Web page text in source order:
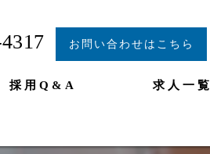
お問い合わせはこちら
採用Q&A 求人一覧